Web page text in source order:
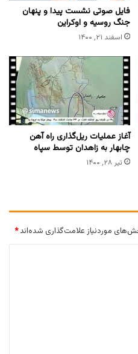
فایل صوتی نشست پیدا و پنهان
جنگ روسیه و اوکراین
اسفند ۲۱, ۱۴۰۰
آغاز عملیات ریل‌گذاری راه آهن
چابهار به زاهدان توسط سپاه
تیر ۲۸, ۱۴۰۰
موردنیاز علامت‌گذاری شده‌اند*